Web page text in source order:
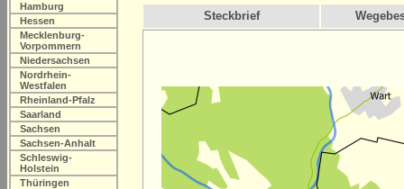
Hamburg
Hessen
Mecklenburg-
Vorpommern
Niedersachsen
Nordrhein-
Westfalen
Rheinland-Pfalz
Saarland
Sachsen
Sachsen-Anhalt
Schleswig-
Holstein
Thüringen
Steckbrief